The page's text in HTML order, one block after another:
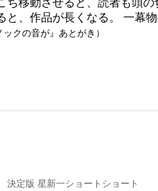
ち移動させると、読者も頭の
と、作品が長くなる。 一幕
ックの音が』あとがき）
決定版 星新一ショートショート